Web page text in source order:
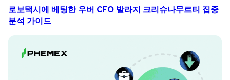
로보택시에 베팅한 우버 CFO 발라지 크리슈나무르티 집중
분석 가이드